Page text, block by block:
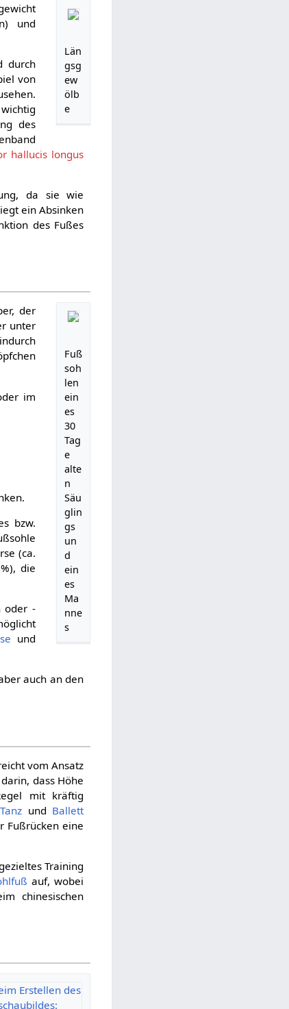
Län
gsg
ew
ölb
e
und
durch
von
des
hallucis longus
da sie wie
ein Absinken
des Fußes
Fuß
soh
len
ein
es
30
Tag
e
alte
n
Säu
glin
gs
un
d
ein
es
Ma
nne
s
der
unter
im
bzw.
(ca.
die
oder -
und
auch an den
vom Ansatz
dass Höhe
mit kräftig
Tanz und Ballett
Fußrücken eine
Training
auf, wobei
chinesischen
Erstellen des